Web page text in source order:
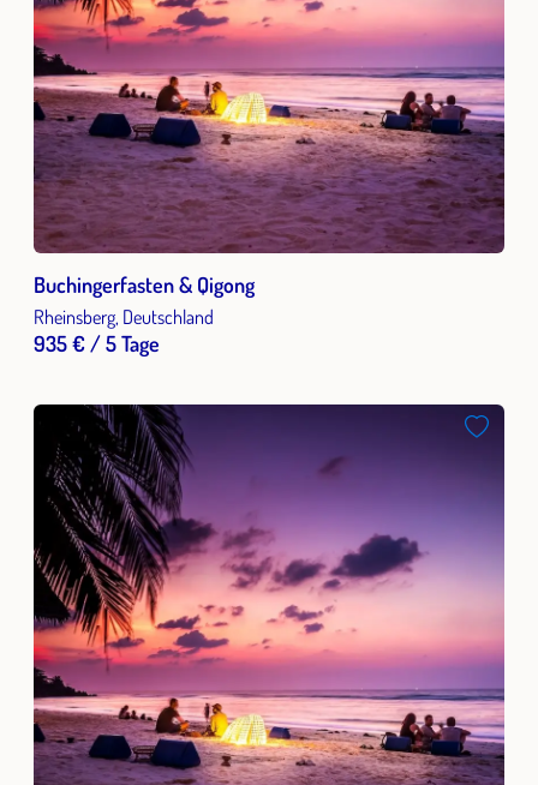
Buchingerfasten & Qigong
Rheinsberg, Deutschland
935 € / 5 Tage